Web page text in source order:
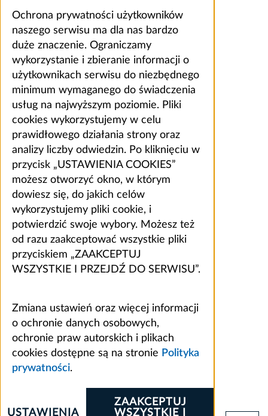
Ochrona prywatności użytkowników
naszego serwisu ma dla nas bardzo
duże znaczenie. Ograniczamy
wykorzystanie i zbieranie informacji o
użytkownikach serwisu do niezbędnego
minimum wymaganego do świadczenia
usług na najwyższym poziomie. Pliki
cookies wykorzystujemy w celu
prawidłowego działania strony oraz
analizy liczby odwiedzin. Po kliknięciu w
przycisk „USTAWIENIA COOKIES”
możesz otworzyć okno, w którym
dowiesz się, do jakich celów
wykorzystujemy pliki cookie, i
potwierdzić swoje wybory. Możesz też
od razu zaakceptować wszystkie pliki
przyciskiem „ZAAKCEPTUJ
WSZYSTKIE I PRZEJDŹ DO SERWISU”.
Zmiana ustawień oraz więcej informacji
o ochronie danych osobowych,
ochronie praw autorskich i plikach
cookies dostępne są na stronie Polityka
prywatności.
ZAAKCEPTUJ
WSZYSTKIE I
USTAWIENIA